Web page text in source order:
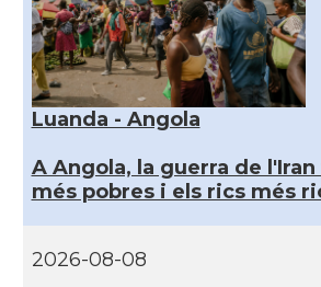
Luanda - Angola
A Angola, la guerra de
més pobres i els rics més
2026-08-08